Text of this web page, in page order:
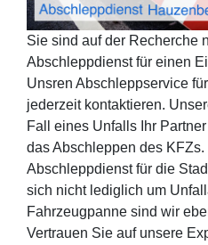
Sie sind auf der Recherche
Abschleppdienst für einen
Unsren Abschleppservice
jederzeit kontaktieren.
Fall eines Unfalls Ihr
das Abschleppen des
Abschleppdienst für die
sich nicht lediglich um
Fahrzeugpanne sind wir
Vertrauen Sie auf unsere